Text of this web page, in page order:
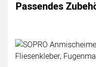
Passendes
Zubehör